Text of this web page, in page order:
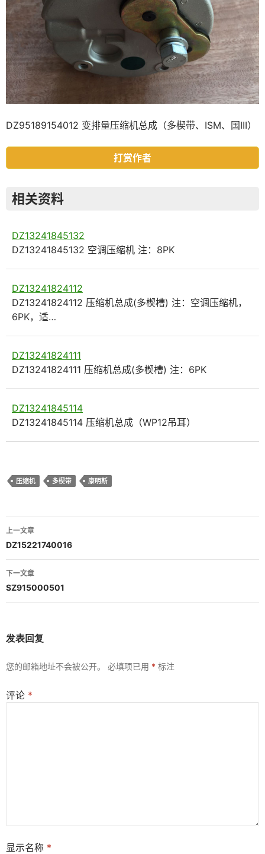
DZ95189154012 变排量压缩机总成（多楔带、ISM、国III）
打赏作者
相关资料
DZ13241845132
DZ13241845132 空调压缩机 注：8PK
DZ13241824112
DZ13241824112 压缩机总成(多楔槽) 注：空调压缩机，
6PK，适…
DZ13241824111
DZ13241824111 压缩机总成(多楔槽) 注：6PK
DZ13241845114
DZ13241845114 压缩机总成（WP12吊耳）
压缩机 多楔带 康明斯
文
章
导
航
上一文章
DZ15221740016
下一文章
SZ915000501
发表回复
您的邮箱地址不会被公开。 必填项已用 * 标注
评论 *
显示名称 *